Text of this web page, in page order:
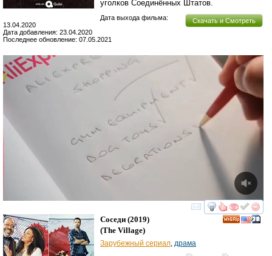
уголков Соединённых Штатов.
Скачать и Смотреть
Дата выхода фильма:
13.04.2020
Дата добавления: 23.04.2020
Последнее обновление: 07.05.2021
смотреть
Соседи (2019)
(The Village)
Зарубежный сериал драма